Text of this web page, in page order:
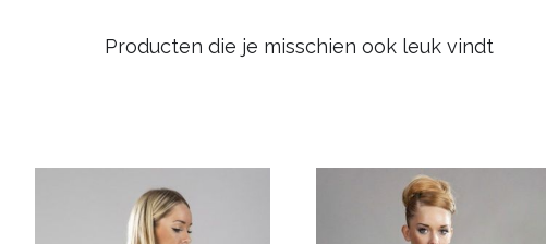
Producten die je misschien ook leuk vindt